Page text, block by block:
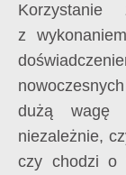
z
dużą wagę
niezależnie,
czy chodzi o